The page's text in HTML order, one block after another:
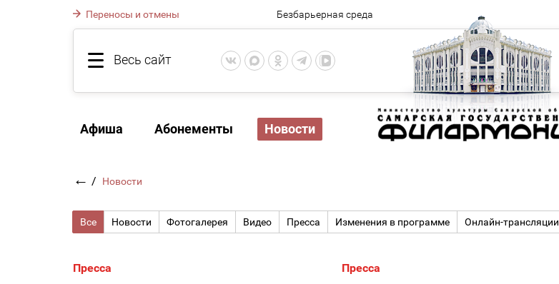
Переносы и отмены Безбарьерная среда
Весь сайт
Афиша Абонементы Новости
← / Новости
Все Новости Фотогалерея Видео Пресса Изменения в программе Онлайн-трансляции
Пресса Пресса